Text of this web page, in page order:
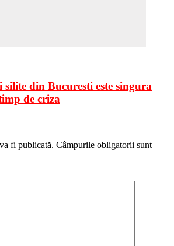
silite din Bucuresti este singura
de criza
fi publicată. Câmpurile obligatorii sunt